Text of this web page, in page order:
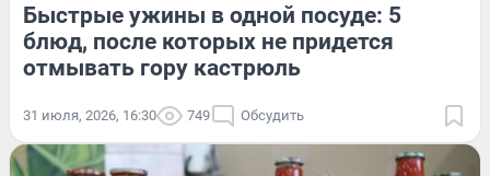
Быстрые ужины в одной посуде: 5
блюд, после которых не придется
отмывать гору кастрюль
31 июля, 2026, 16:30 749 Обсудить